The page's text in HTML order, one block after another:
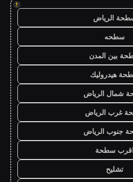
!
الرياض
سطحه
بين المدن
هيدروليك
شمال الرياض
غرب الرياض
جنوب الرياض
سطحة
تشليح